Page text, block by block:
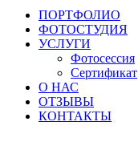
ПОРТФОЛИО
ФОТОСТУДИЯ
УСЛУГИ
Фотосессия
Сертификат
О НАС
ОТЗЫВЫ
КОНТАКТЫ